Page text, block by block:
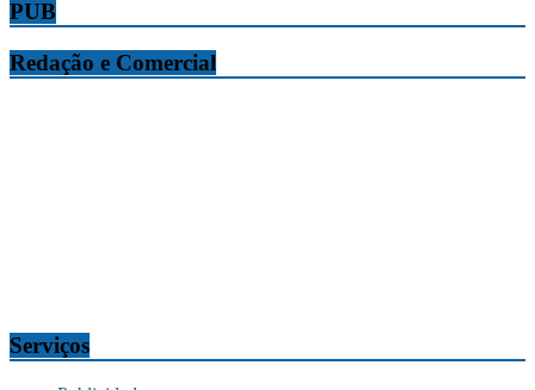
PUB
Redação e Comercial
Serviços